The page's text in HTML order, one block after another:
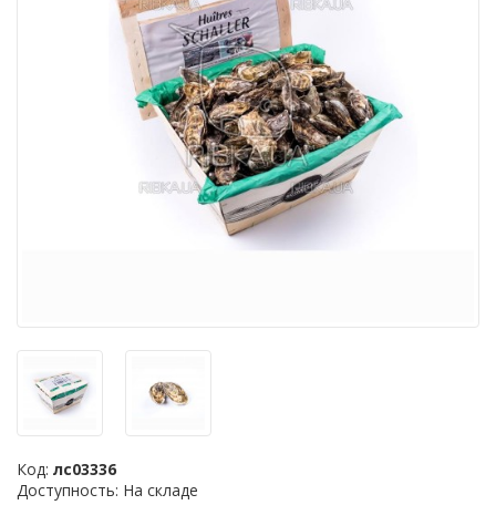
Код: лс03336
Доступность: На складе